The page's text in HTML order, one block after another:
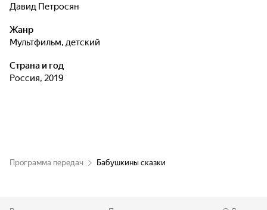
Давид Петросян
Жанр
мультфильм, детский
Страна и год
Россия, 2019
Программа передач Бабушкины сказки